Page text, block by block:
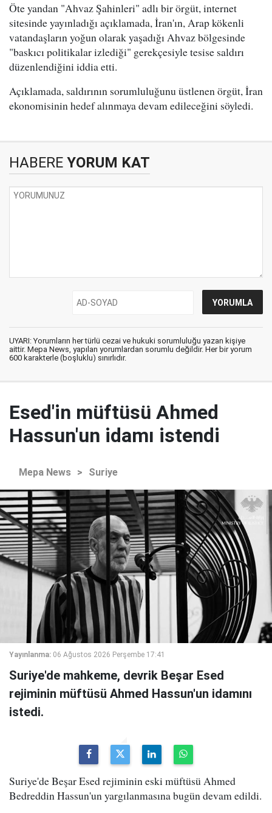
Öte yandan "Ahvaz Şahinleri" adlı bir örgüt, internet
sitesinde yayınladığı açıklamada, İran'ın, Arap kökenli
vatandaşların yoğun olarak yaşadığı Ahvaz bölgesinde
"baskıcı politikalar izlediği" gerekçesiyle tesise saldırı
düzenlendiğini iddia etti.
Açıklamada, saldırının sorumluluğunu üstlenen örgüt, İran
ekonomisinin hedef alınmaya devam edileceğini söyledi.
HABERE YORUM KAT
UYARI: Yorumların her türlü cezai ve hukuki sorumluluğu yazan kişiye
aittir. Mepa News, yapılan yorumlardan sorumlu değildir. Her bir yorum
600 karakterle (boşluklu) sınırlıdır.
Esed'in müftüsü Ahmed
Hassun'un idamı istendi
Mepa News > Suriye
Yayınlanma: 06 Ağustos 2026 Perşembe 17:41
Suriye'de mahkeme, devrik Beşar Esed
rejiminin müftüsü Ahmed Hassun'un idamını
istedi.
Suriye'de Beşar Esed rejiminin eski müftüsü Ahmed
Bedreddin Hassun'un yargılanmasına bugün devam edildi.